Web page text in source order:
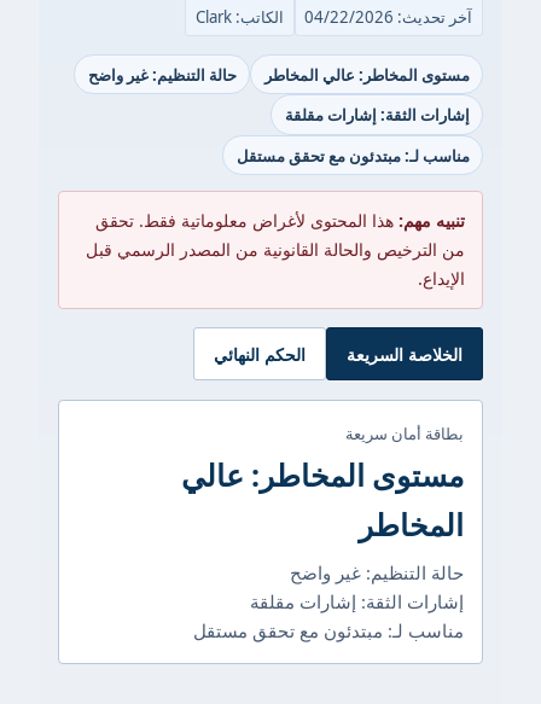
آخر تحديث: 04/22/2026
الكاتب: Clark
مستوى المخاطر: عالي المخاطر
حالة التنظيم: غير واضح
إشارات الثقة: إشارات مقلقة
مناسب لـ: مبتدئون مع تحقق مستقل
تنبيه مهم: هذا المحتوى لأغراض معلوماتية فقط. تحقق
من الترخيص والحالة القانونية من المصدر الرسمي قبل
الإيداع.
الخلاصة السريعة الحكم النهائي
بطاقة أمان سريعة
مستوى المخاطر: عالي
المخاطر
حالة التنظيم: غير واضح
إشارات الثقة: إشارات مقلقة
مناسب لـ: مبتدئون مع تحقق مستقل